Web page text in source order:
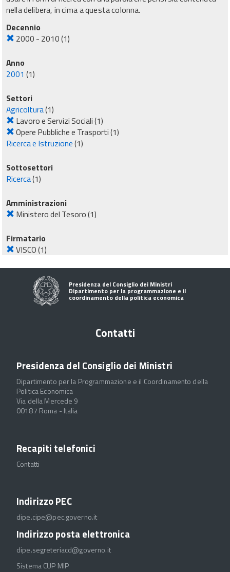
nella delibera, in cima a questa colonna.
Decennio
2000 - 2010(1)
Anno
2001 (1)
Settori
Agricoltura(1)
Lavoro e Servizi Sociali(1)
Opere Pubbliche e Trasporti(1)
Ricerca e Istruzione(1)
Sottosettori
Ricerca(1)
Amministrazioni
Ministero del Tesoro(1)
Firmatario
VISCO(1)
Presidenza del Consiglio dei Ministri
Dipartimento per la programmazione e il
coordinamento della politica economica
Contatti
Presidenza del Consiglio dei Ministri
Dipartimento per la Programmazione e il Coordinamento della
Politica Economica
Via della Mercede 9
00187 Roma - Italia
Recapiti telefonici
Contatti
Indirizzo PEC
dipe.cipe@pec.governo.it
Indirizzo posta elettronica
dipe.segreteriacd@governo.it
Sistema CUP MIP